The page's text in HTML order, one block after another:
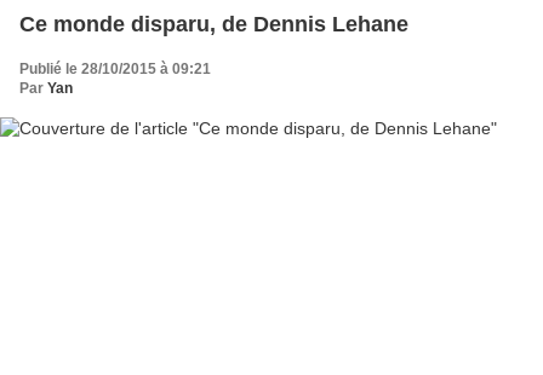
Ce monde disparu, de Dennis Lehane
Publié le 28/10/2015 à 09:21
Par Yan